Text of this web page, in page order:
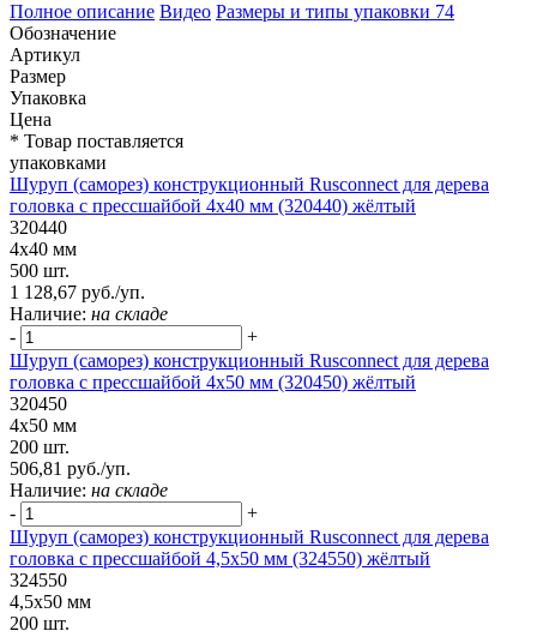
Полное описание Видео Размеры и типы упаковки 74
Обозначение
Артикул
Размер
Упаковка
Цена
* Товар поставляется
упаковками
Шуруп (саморез) конструкционный Rusconnect для дерева
головка с прессшайбой 4х40 мм (320440) жёлтый
320440
4х40 мм
500 шт.
1 128,67 руб./уп.
Наличие: на складе
-
+
Шуруп (саморез) конструкционный Rusconnect для дерева
головка с прессшайбой 4х50 мм (320450) жёлтый
320450
4х50 мм
200 шт.
506,81 руб./уп.
Наличие: на складе
-
+
Шуруп (саморез) конструкционный Rusconnect для дерева
головка с прессшайбой 4,5х50 мм (324550) жёлтый
324550
4,5х50 мм
200 шт.